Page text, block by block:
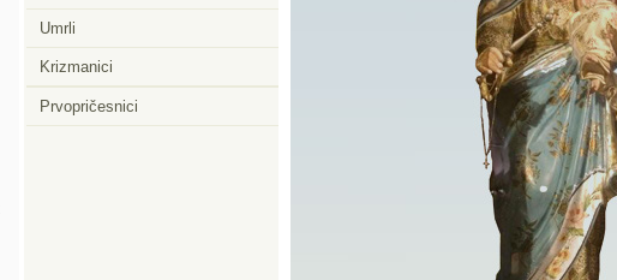
Umrli
Krizmanici
Prvopričesnici